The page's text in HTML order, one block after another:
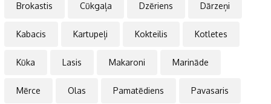
Brokastis Cūkgaļa Dzēriens Dārzeņi
Kabacis Kartupeļi Kokteilis Kotletes
Kūka Lasis Makaroni Marināde
Mērce Olas Pamatēdiens Pavasaris